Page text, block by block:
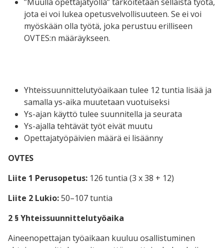
”Muulla opettajatyöllä” tarkoitetaan sellaista työtä,
jota ei voi lukea opetusvelvollisuuteen. Se ei voi
myöskään olla työtä, joka perustuu erilliseen
OVTES:n määräykseen.
Yhteissuunnittelutyöaikaan tulee 12 tuntia lisää ja
samalla ys-aika muutetaan vuotuiseksi
Ys-ajan käyttö tulee suunnitella ja seurata
Ys-ajalla tehtävät työt eivät muutu
Opettajatyöpäivien määrä ei lisäänny
OVTES
Liite 1 Perusopetus: 126 tuntia (3 x 38 + 12)
Liite 2 Lukio:50–107 tuntia
2 § Yhteissuunnittelutyöaika
Aineenopettajan työaikaan kuuluu osallistuminen